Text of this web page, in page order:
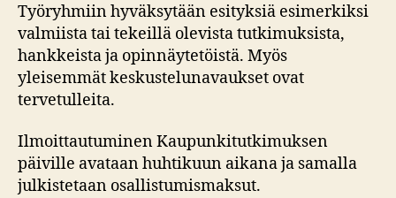
Työryhmiin hyväksytään esityksiä esimerkiksi
valmiista tai tekeillä olevista tutkimuksista,
hankkeista ja opinnäytetöistä. Myös
yleisemmät keskustelunavaukset ovat
tervetulleita.
Ilmoittautuminen Kaupunkitutkimuksen
päiville avataan huhtikuun aikana ja samalla
julkistetaan osallistumismaksut.